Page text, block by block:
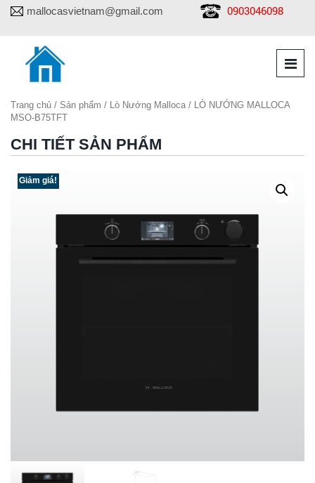
mallocasvietnam@gmail.com 0903046098
Trang chủ / Sản phẩm / Lò Nướng Malloca / LÒ NƯỚNG MALLOCA
MSO-B75TFT
CHI TIẾT SẢN PHẨM
Giảm giá!